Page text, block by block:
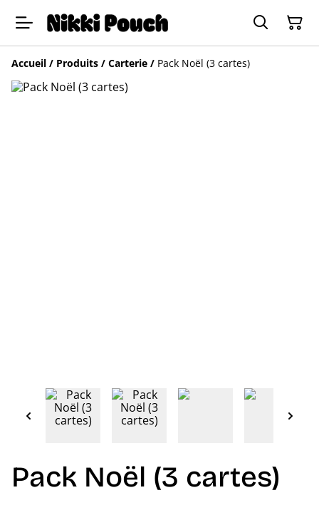
Accueil / Produits / Carterie / Pack Noël (3 cartes)
Pack Noël (3 cartes)